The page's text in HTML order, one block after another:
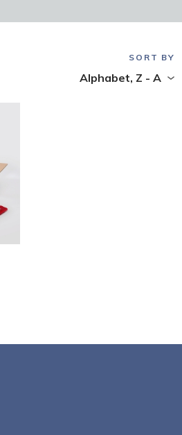
SORT BY
Alphabet, Z - A